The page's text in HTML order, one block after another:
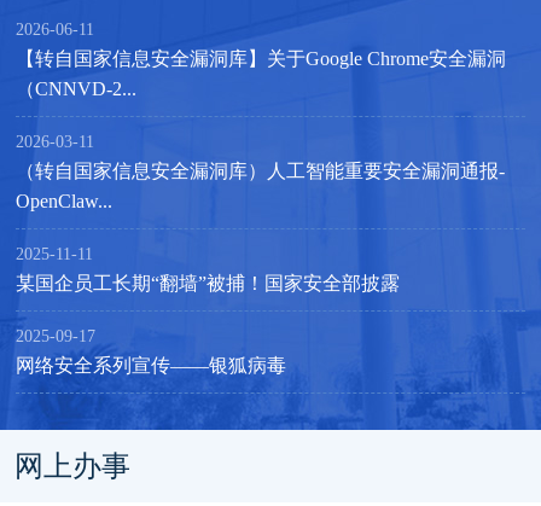
2026-06-11
【转自国家信息安全漏洞库】关于Google Chrome安全漏洞
（CNNVD-2...
2026-03-11
（转自国家信息安全漏洞库）人工智能重要安全漏洞通报-
OpenClaw...
2025-11-11
某国企员工长期“翻墙”被捕！国家安全部披露
2025-09-17
网络安全系列宣传——银狐病毒
网上办事